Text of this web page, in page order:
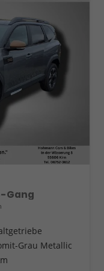
Gang
Grau Metallic